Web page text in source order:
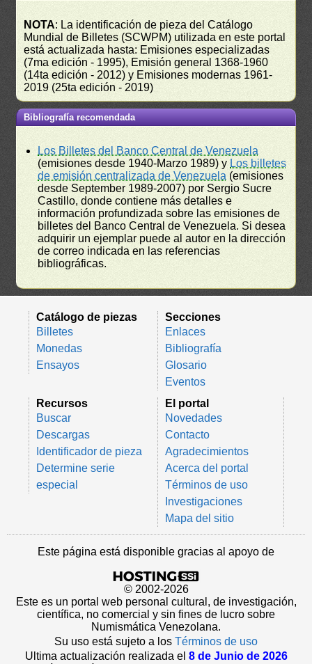
NOTA: La identificación de pieza del Catálogo
Mundial de Billetes (SCWPM) utilizada en este portal
está actualizada hasta: Emisiones especializadas
(7ma edición - 1995), Emisión general 1368-1960
(14ta edición - 2012) y Emisiones modernas 1961-
2019 (25ta edición - 2019)
Bibliografía recomendada
Los Billetes del Banco Central de Venezuela
(emisiones desde 1940-Marzo 1989) y Los billetes
de emisión centralizada de Venezuela (emisiones
desde September 1989-2007) por Sergio Sucre
Castillo, donde contiene más detalles e
información profundizada sobre las emisiones de
billetes del Banco Central de Venezuela. Si desea
adquirir un ejemplar puede al autor en la dirección
de correo indicada en las referencias
bibliográficas.
Catálogo de piezas
Billetes
Monedas
Ensayos
Secciones
Enlaces
Bibliografía
Glosario
Eventos
Recursos
Buscar
Descargas
Identificador de pieza
Determine serie
especial
El portal
Novedades
Contacto
Agradecimientos
Acerca del portal
Términos de uso
Investigaciones
Mapa del sitio
Este página está disponible gracias al apoyo de
© 2002-2026
Este es un portal web personal cultural, de investigación,
científica, no comercial y sin fines de lucro sobre
Numismática Venezolana.
Su uso está sujeto a los Términos de uso
Ultima actualización realizada el 8 de Junio de 2026